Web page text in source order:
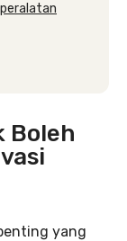
Boleh
yang